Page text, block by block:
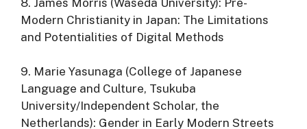
Modern Christianity in Japan: The Limitations
and Potentialities of Digital Methods
9. Marie Yasunaga (College of Japanese
Language and Culture, Tsukuba
University/Independent Scholar, the
Netherlands): Gender in Early Modern Streets